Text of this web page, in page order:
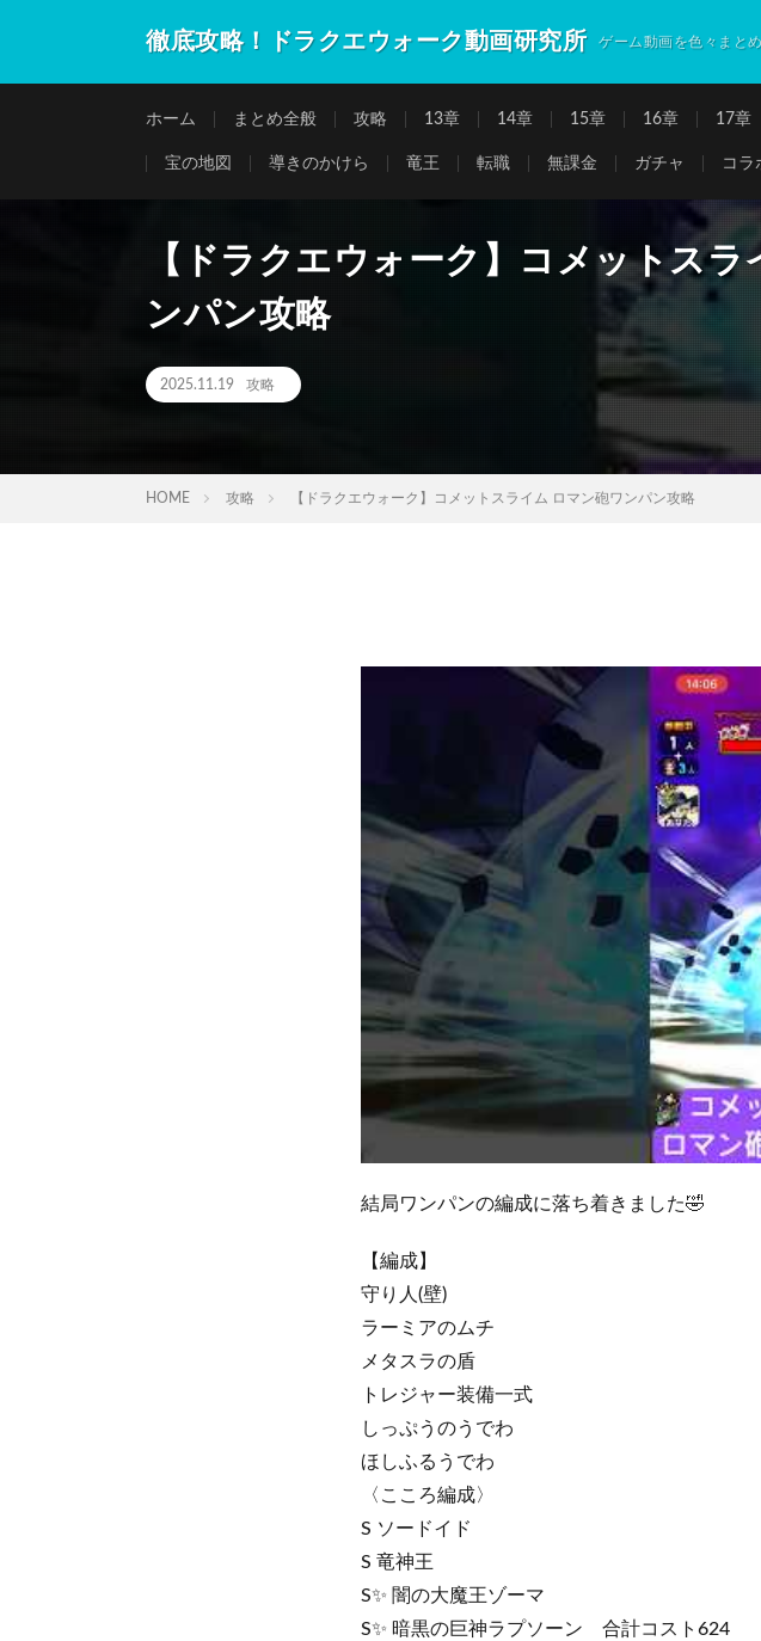
徹底攻略！ドラクエウォーク動画研究所 ゲーム動画を色々まと
ホーム まとめ全般 攻略 13章 14章 15章 16章 17章
宝の地図 導きのかけら 竜王 転職 無課金 ガチャ コラ
【ドラクエウォーク】コメットスラ
ンパン攻略
2025.11.19 攻略
HOME 攻略 【ドラクエウォーク】コメットスライム ロマン砲ワンパン攻略
結局ワンパンの編成に落ち着きました🤣
【編成】
守り人(壁)
ラーミアのムチ
メタスラの盾
トレジャー装備一式
しっぷうのうでわ
ほしふるうでわ
〈こころ編成〉
S ソードイド
S 竜神王
S✨ 闇の大魔王ゾーマ
S✨ 暗黒の巨神ラプソーン 合計コスト624